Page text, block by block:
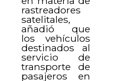
rastreadores
satelitales,
añadió que
los vehículos
destinados al
servicio de
transporte de
pasajeros en